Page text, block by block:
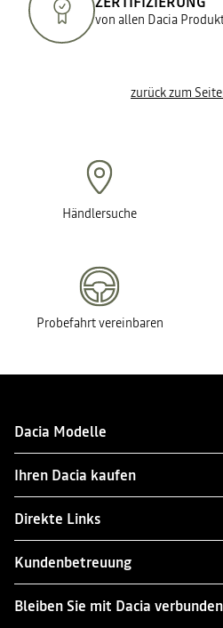
von allen Dacia
zurück zum
Händlersuche
Probefahrt vereinbaren
Dacia Modelle
Ihren Dacia kaufen
Direkte Links
Kundenbetreuung
Bleiben Sie mit Dacia verbunden